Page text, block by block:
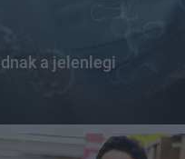
a jelenlegi